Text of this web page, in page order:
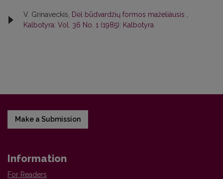
V. Grinaveckis, Dėl būdvardžių formos maželiáusis
Kalbotyra: Vol. 36 No. 1 (1985): Kalbotyra
Make a Submission
Information
For Readers